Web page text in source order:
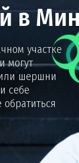
в
участке
могут
шершни
себе